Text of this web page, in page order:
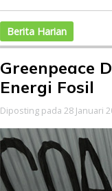
Berita Harian
Greenpeace
Energi Fosil
Diposting pada 28 Januari